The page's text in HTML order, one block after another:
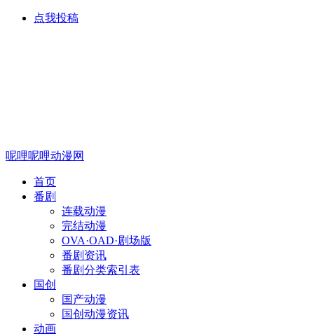
点我投稿
呢哩呢哩动漫网
首页
番剧
连载动漫
完结动漫
OVA·OAD·剧场版
番剧资讯
番剧分类索引表
国创
国产动漫
国创动漫资讯
动画